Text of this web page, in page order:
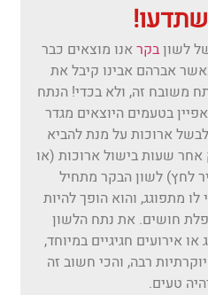
לשוןבקראנו מוצאים כבר
אברהם אבינו קיבל את
משובח זה, ולא בכדי! הנתח
בטעמים היוצאים מגדר
ארוכות על מנת להביא
שעות בישול ארוכות (או
לחץ) לשון הבקר מתחיל
מתפוגג, והוא הופך להיות
חושים. את נתח הלשון
אירועים חגיגיים במיוחד,
רבה, והכי חשוב זה
טעים.